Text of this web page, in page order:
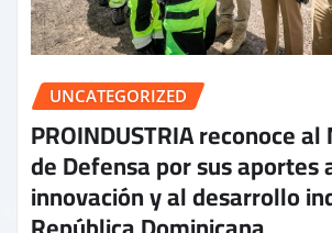
UNCATEGORIZED
PROINDUSTRIA reconoce
de Defensa por sus aportes
innovación y al desarrollo